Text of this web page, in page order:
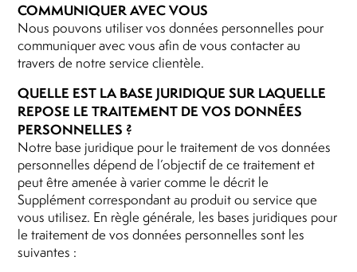
COMMUNIQUER AVEC VOUS
Nous pouvons utiliser vos données personnelles pour
communiquer avec vous afin de vous contacter au
travers de notre service clientèle.
QUELLE EST LA BASE JURIDIQUE SUR LAQUELLE
REPOSE LE TRAITEMENT DE VOS DONNÉES
PERSONNELLES ?
Notre base juridique pour le traitement de vos données
personnelles dépend de l’objectif de ce traitement et
peut être amenée à varier comme le décrit le
Supplément correspondant au produit ou service que
vous utilisez. En règle générale, les bases juridiques pour
le traitement de vos données personnelles sont les
suivantes :